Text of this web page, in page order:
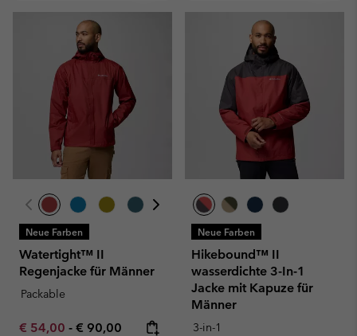
Neue Farben
Watertight™ II
Regenjacke für Männer
Packable
Minimum sale price:
€ 54,00 - Maximum price:
€ 90,00
Neue Farben
Hikebound™ II
wasserdichte 3-In-1
Jacke mit Kapuze für
Männer
3-in-1